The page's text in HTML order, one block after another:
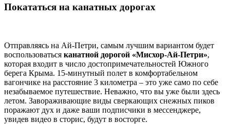
Покататься на канатных дорогах
Отправляясь на Ай-Петри, самым лучшим вариантом будет
воспользоваться канатной дорогой «Мисхор-Ай-Петри»,
которая входит в число достопримечательностей Южного
берега Крыма. 15-минутный полет в комфортабельном
вагончике на расстояние 3 километра – это уже само по себе
незабываемое путешествие. Неважно, что вы уже были здесь
летом. Завораживающие виды сверкающих снежных пиков
поражают дух и даже ваши подписчики в мессенджере,
увидев видео в сторис, будут в восторге.